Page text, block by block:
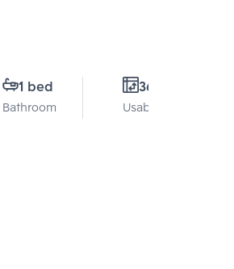
1 bed
Bathroom
36 Sq.m.
Usable area